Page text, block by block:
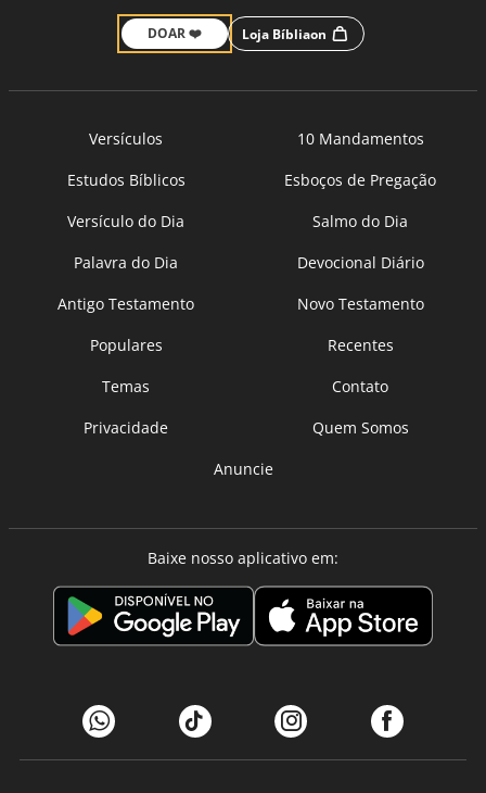
DOAR ❤️ Loja Bíbliaon
Versículos
10 Mandamentos
Estudos Bíblicos
Esboços de Pregação
Versículo do Dia
Salmo do Dia
Palavra do Dia
Devocional Diário
Antigo Testamento
Novo Testamento
Populares
Recentes
Temas
Contato
Privacidade
Quem Somos
Anuncie
Baixe nosso aplicativo em: